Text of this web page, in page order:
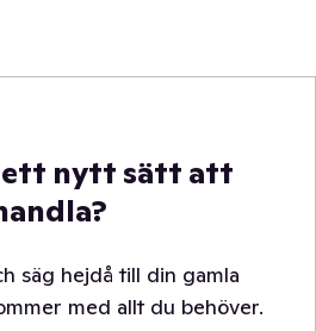
ett nytt sätt att
säg hejdå till din gamla
med allt du behöver.